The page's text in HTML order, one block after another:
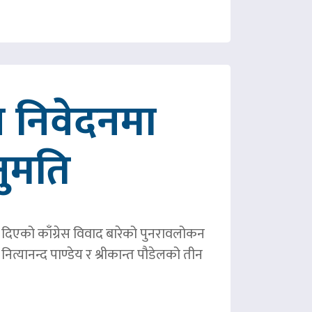
काँग्रेस विवाद बारेको पुनरावलोकन
पाण्डेय र श्रीकान्त पौडेलको तीन